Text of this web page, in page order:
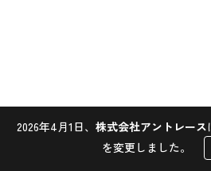
Contact
2026年4月1日、 株式会社アントレース
を変更しました。